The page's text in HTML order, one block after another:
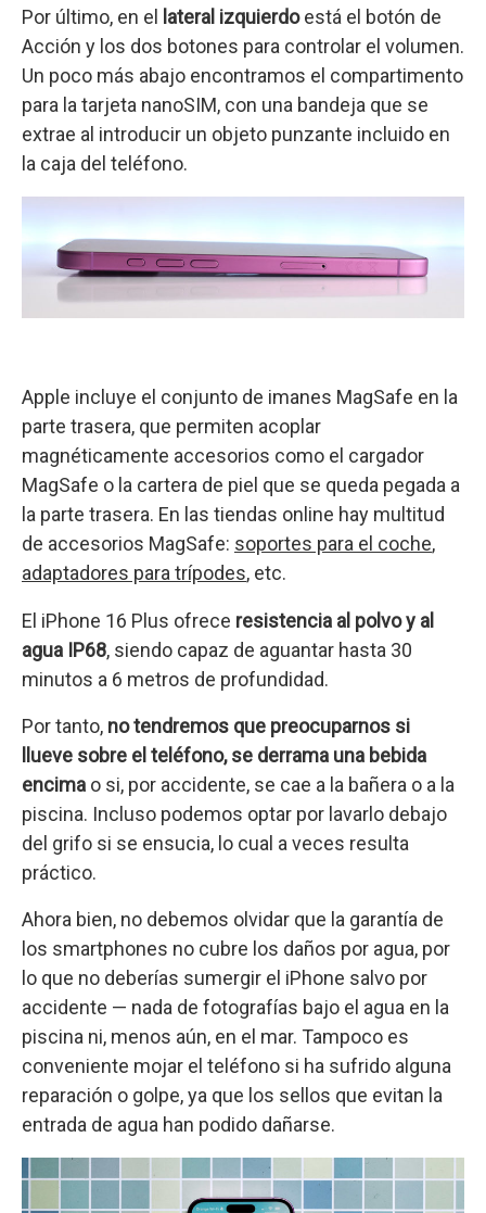
Por último, en el lateral izquierdoestá el botón de
Acción y los dos botones para controlar el volumen.
Un poco más abajo encontramos el compartimento
para la tarjeta nanoSIM, con una bandeja que se
extrae al introducir un objeto punzante incluido en
la caja del teléfono.
Apple incluye el conjunto de imanes MagSafe en la
parte trasera, que permiten acoplar
magnéticamente accesorios como el cargador
MagSafe o la cartera de piel que se queda pegada a
la parte trasera. En las tiendas online hay multitud
de accesorios MagSafe: soportes para el coche,
adaptadores para trípodes, etc.
El iPhone 16 Plus ofrece resistencia al polvo y al
agua IP68, siendo capaz de aguantar hasta 30
minutos a 6 metros de profundidad.
Por tanto, no tendremos que preocuparnos si
llueve sobre el teléfono, se derrama una bebida
encima o si, por accidente, se cae a la bañera o a la
piscina. Incluso podemos optar por lavarlo debajo
del grifo si se ensucia, lo cual a veces resulta
práctico.
Ahora bien, no debemos olvidar que la garantía de
los smartphones no cubre los daños por agua, por
lo que no deberías sumergir el iPhone salvo por
accidente — nada de fotografías bajo el agua en la
piscina ni, menos aún, en el mar. Tampoco es
conveniente mojar el teléfono si ha sufrido alguna
reparación o golpe, ya que los sellos que evitan la
entrada de agua han podido dañarse.